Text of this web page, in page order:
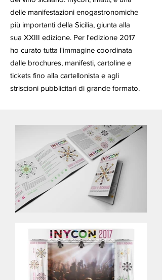
delle manifestazioni enogastronomiche
più importanti della Sicilia, giunta alla
sua XXIII edizione. Per l'edizione 2017
ho curato tutta l'immagine coordinata
dalle brochures, manifesti, cartoline e
tickets fino alla cartellonista e agli
striscioni pubblicitari di grande formato.